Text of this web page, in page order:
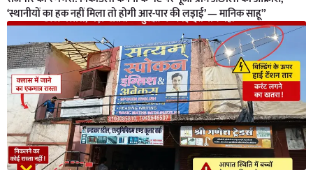
‘स्थानीयों का हक नहीं मिला तो होगी आर-पार की लड़ाई’ — मानिक साहू”